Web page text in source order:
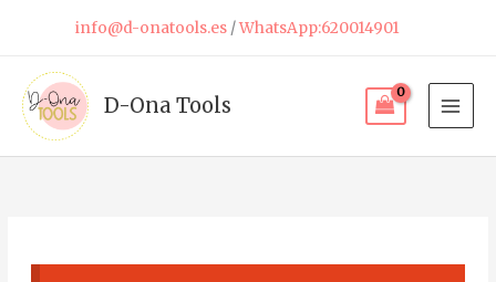
contenido
info@d-onatools.es/WhatsApp:620014901
D-Ona Tools